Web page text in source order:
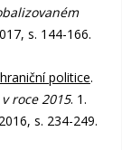
s. 144-166.
politice.
roce 2015. 1.
s. 234-249.